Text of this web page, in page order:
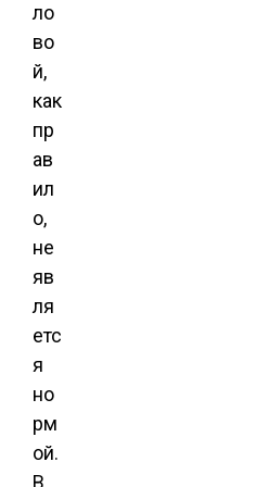
ло
во
й,
как
пр
ав
ил
о,
не
яв
ля
етс
я
но
рм
ой.
В